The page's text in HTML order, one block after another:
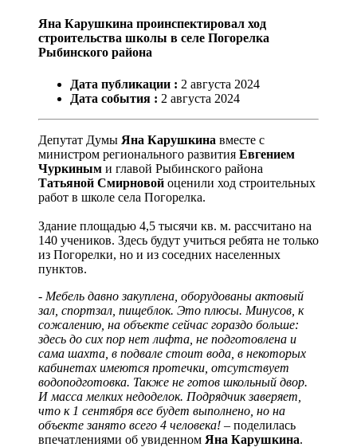
Яна Карушкина проинспектировал ход
строительства школы в селе Погорелка
Рыбинского района
Дата публикации : 2 августа 2024
Дата события : 2 августа 2024
Депутат Думы Яна Карушкина вместе с
министром регионального развития Евгением
Чуркиным и главой Рыбинского района
Татьяной Смирновой оценили ход строительных
работ в школе села Погорелка.
Здание площадью 4,5 тысячи кв. м. рассчитано на
140 учеников. Здесь будут учиться ребята не только
из Погорелки, но и из соседних населенных
пунктов.
- Мебель давно закуплена, оборудованы актовый
зал, спортзал, пищеблок. Это плюсы. Минусов, к
сожалению, на объекте сейчас гораздо больше:
здесь до сих пор нет лифта, не подготовлена и
сама шахта, в подвале стоит вода, в некоторых
кабинетах имеются протечки, отсутствует
водоподготовка. Также не готов школьный двор.
И масса мелких недоделок. Подрядчик заверяет,
что к 1 сентября все будет выполнено, но на
объекте занято всего 4 человека! – поделилась
впечатлениями об увиденном Яна Карушкина.